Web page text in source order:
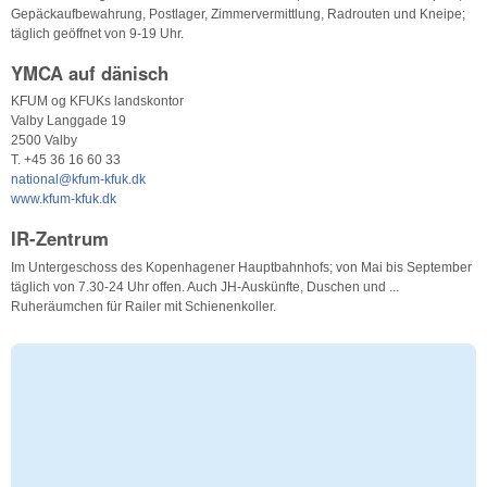
Gepäckaufbewahrung, Postlager, Zimmervermittlung, Radrouten und Kneipe;
täglich geöffnet von 9-19 Uhr.
YMCA auf dänisch
KFUM og KFUKs landskontor
Valby Langgade 19
2500 Valby
T. +45 36 16 60 33
national@kfum-kfuk.dk
www.kfum-kfuk.dk
IR-Zentrum
Im Untergeschoss des Kopenhagener Hauptbahnhofs; von Mai bis September
täglich von 7.30-24 Uhr offen. Auch JH-Auskünfte, Duschen und ...
Ruheräumchen für Railer mit Schienenkoller.